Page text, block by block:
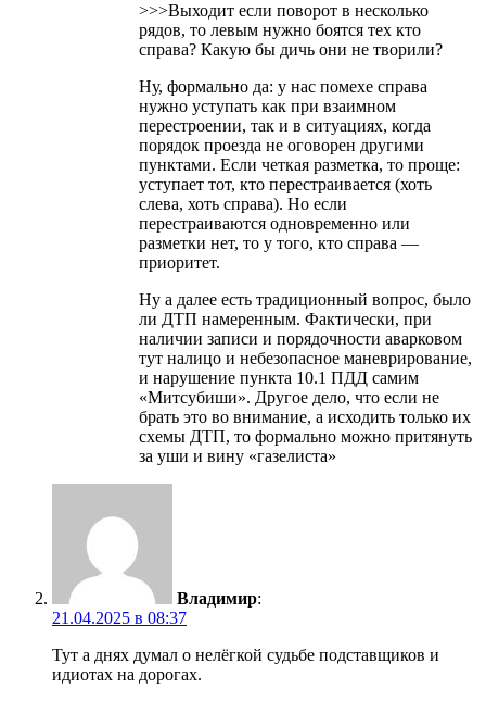
>>>Выходит если поворот в несколько
рядов, то левым нужно боятся тех кто
справа? Какую бы дичь они не творили?
Ну, формально да: у нас помехе справа
нужно уступать как при взаимном
перестроении, так и в ситуациях, когда
порядок проезда не оговорен другими
пунктами. Если четкая разметка, то проще:
уступает тот, кто перестраивается (хоть
слева, хоть справа). Но если
перестраиваются одновременно или
разметки нет, то у того, кто справа —
приоритет.
Ну а далее есть традиционный вопрос, было
ли ДТП намеренным. Фактически, при
наличии записи и порядочности аварковом
тут налицо и небезопасное маневрирование,
и нарушение пункта 10.1 ПДД самим
«Митсубиши». Другое дело, что если не
брать это во внимание, а исходить только их
схемы ДТП, то формально можно притянуть
за уши и вину «газелиста»
Владимир:
21.04.2025 в 08:37
Тут а днях думал о нелёгкой судьбе подставщиков и
идиотах на дорогах.